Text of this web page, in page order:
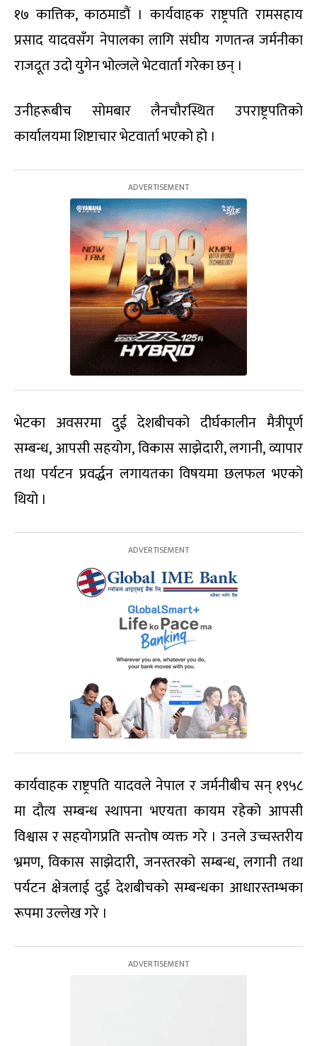
१७ कात्तिक, काठमाडौं । कार्यवाहक राष्ट्रपति रामसहाय
प्रसाद यादवसँग नेपालका लागि संघीय गणतन्त्र जर्मनीका
राजदूत उदो युगेन भोल्जले भेटवार्ता गरेका छन् ।
उनीहरूबीच सोमबार लैनचौरस्थित उपराष्ट्रपतिको
कार्यालयमा शिष्टाचार भेटवार्ता भएको हो ।
भेटका अवसरमा दुई देशबीचको दीर्घकालीन मैत्रीपूर्ण
सम्बन्ध, आपसी सहयोग, विकास साझेदारी, लगानी, व्यापार
तथा पर्यटन प्रवर्द्धन लगायतका विषयमा छलफल भएको
थियो ।
कार्यवाहक राष्ट्रपति यादवले नेपाल र जर्मनीबीच सन् १९५८
मा दौत्य सम्बन्ध स्थापना भएयता कायम रहेको आपसी
विश्वास र सहयोगप्रति सन्तोष व्यक्त गरे । उनले उच्चस्तरीय
भ्रमण, विकास साझेदारी, जनस्तरको सम्बन्ध, लगानी तथा
पर्यटन क्षेत्रलाई दुई देशबीचको सम्बन्धका आधारस्तम्भका
रूपमा उल्लेख गरे ।